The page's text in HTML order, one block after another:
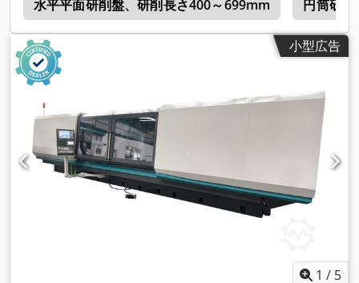
水平平面研削盤、研削長さ400～699mm 円筒研
小型広告
1 / 5